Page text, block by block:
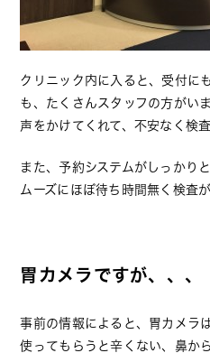
クリニック内に入ると、受付に
も、たくさんスタッフの方がい
声をかけてくれて、不安なく検
また、予約システムがしっかり
ムーズにほぼ待ち時間無く検査
胃カメラですが、、、
事前の情報によると、胃カメラ
使ってもらうと辛くない、鼻か